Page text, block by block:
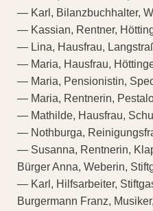
— Karl, Bilanzbuchhalter,
— Kassian, Rentner,
— Lina, Hausfrau,
— Maria, Hausfrau,
— Maria, Pensionistin,
— Maria, Rentnerin,
— Mathilde, Hausfrau,
— Nothburga,
— Susanna, Rentnerin,
Bürger Anna, Weberin,
— Karl, Hilfsarbeiter,
Burgermann Franz,